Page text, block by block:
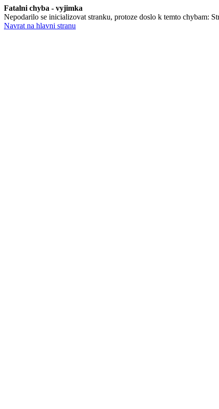
Fatalni chyba - vyjimka
Nepodarilo se inicializovat stranku, protoze doslo k temto chybam:
Navrat na hlavni stranu